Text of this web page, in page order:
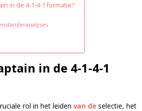
in de 4-1-4-1 formatie?
in de 4-1-4-1
rol in het leiden van de selectie, het